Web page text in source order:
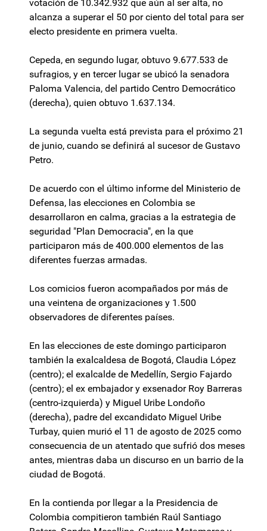
votación de 10.342.932 que aún al ser alta, no
alcanza a superar el 50 por ciento del total para ser
electo presidente en primera vuelta.
Cepeda, en segundo lugar, obtuvo 9.677.533 de
sufragios, y en tercer lugar se ubicó la senadora
Paloma Valencia, del partido Centro Democrático
(derecha), quien obtuvo 1.637.134.
La segunda vuelta está prevista para el próximo 21
de junio, cuando se definirá al sucesor de Gustavo
Petro.
De acuerdo con el último informe del Ministerio de
Defensa, las elecciones en Colombia se
desarrollaron en calma, gracias a la estrategia de
seguridad "Plan Democracia", en la que
participaron más de 400.000 elementos de las
diferentes fuerzas armadas.
Los comicios fueron acompañados por más de
una veintena de organizaciones y 1.500
observadores de diferentes países.
En las elecciones de este domingo participaron
también la exalcaldesa de Bogotá, Claudia López
(centro); el exalcalde de Medellín, Sergio Fajardo
(centro); el ex embajador y exsenador Roy Barreras
(centro-izquierda) y Miguel Uribe Londoño
(derecha), padre del excandidato Miguel Uribe
Turbay, quien murió el 11 de agosto de 2025 como
consecuencia de un atentado que sufrió dos meses
antes, mientras daba un discurso en un barrio de la
ciudad de Bogotá.
En la contienda por llegar a la Presidencia de
Colombia compitieron también Raúl Santiago